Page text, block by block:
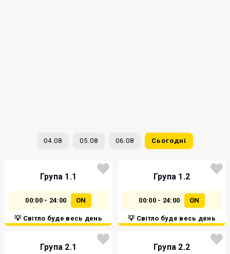
04.08 05.08 06.08 Сьогодні
Група 1.1
00:00 - 24:00 ON
💡 Світло буде весь день
Група 1.2
00:00 - 24:00 ON
💡 Світло буде весь день
Група 2.1 Група 2.2